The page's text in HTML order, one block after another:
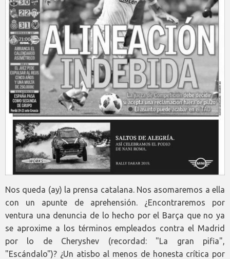
Nos queda (ay) la prensa catalana. Nos asomaremos a ella
con un apunte de aprehensión. ¿Encontraremos por
ventura una denuncia de lo hecho por el Barça que no ya
se aproxime a los términos empleados contra el Madrid
por lo de Cheryshev (recordad: "La gran pifia",
"Escándalo")? ¿Un atisbo al menos de honesta crítica por